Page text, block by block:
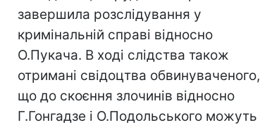
завершила розслідування у
кримінальній справі відносно
О.Пукача. В ході слідства також
отримані свідоцтва обвинуваченого,
що до скоєння злочинів відносно
Г.Гонгадзе і О.Подольського можуть